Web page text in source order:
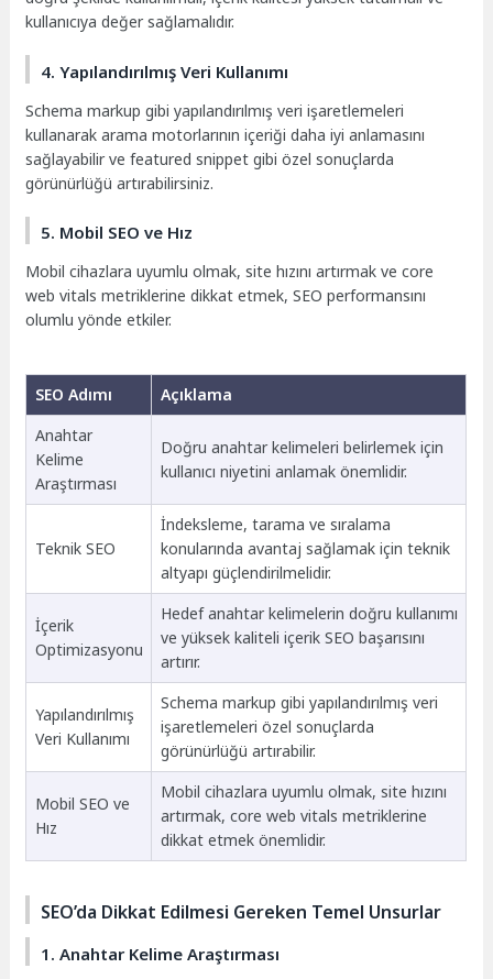
kullanıcıya değer sağlamalıdır.
4. Yapılandırılmış Veri Kullanımı
Schema markup gibi yapılandırılmış veri işaretlemeleri
kullanarak arama motorlarının içeriği daha iyi anlamasını
sağlayabilir ve featured snippet gibi özel sonuçlarda
görünürlüğü artırabilirsiniz.
5. Mobil SEO ve Hız
Mobil cihazlara uyumlu olmak, site hızını artırmak ve core
web vitals metriklerine dikkat etmek, SEO performansını
olumlu yönde etkiler.
SEO Adımı
Açıklama
Anahtar
Kelime
Araştırması
Doğru anahtar kelimeleri belirlemek için
kullanıcı niyetini anlamak önemlidir.
Teknik SEO
İndeksleme, tarama ve sıralama
konularında avantaj sağlamak için teknik
altyapı güçlendirilmelidir.
İçerik
Optimizasyonu
Hedef anahtar kelimelerin doğru kullanımı
ve yüksek kaliteli içerik SEO başarısını
artırır.
Yapılandırılmış
Veri Kullanımı
Schema markup gibi yapılandırılmış veri
işaretlemeleri özel sonuçlarda
görünürlüğü artırabilir.
Mobil SEO ve
Hız
Mobil cihazlara uyumlu olmak, site hızını
artırmak, core web vitals metriklerine
dikkat etmek önemlidir.
SEO’da Dikkat Edilmesi Gereken Temel Unsurlar
1. Anahtar Kelime Araştırması